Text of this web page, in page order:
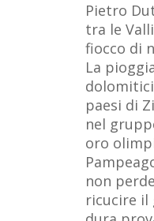
Pietro
tra le
fiocco di
La
paesi di
nel
oro
non
ricucire il